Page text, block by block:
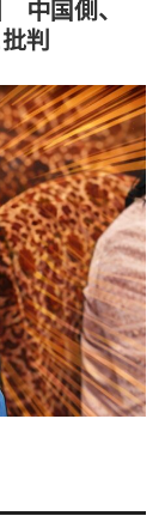
中国側、
判